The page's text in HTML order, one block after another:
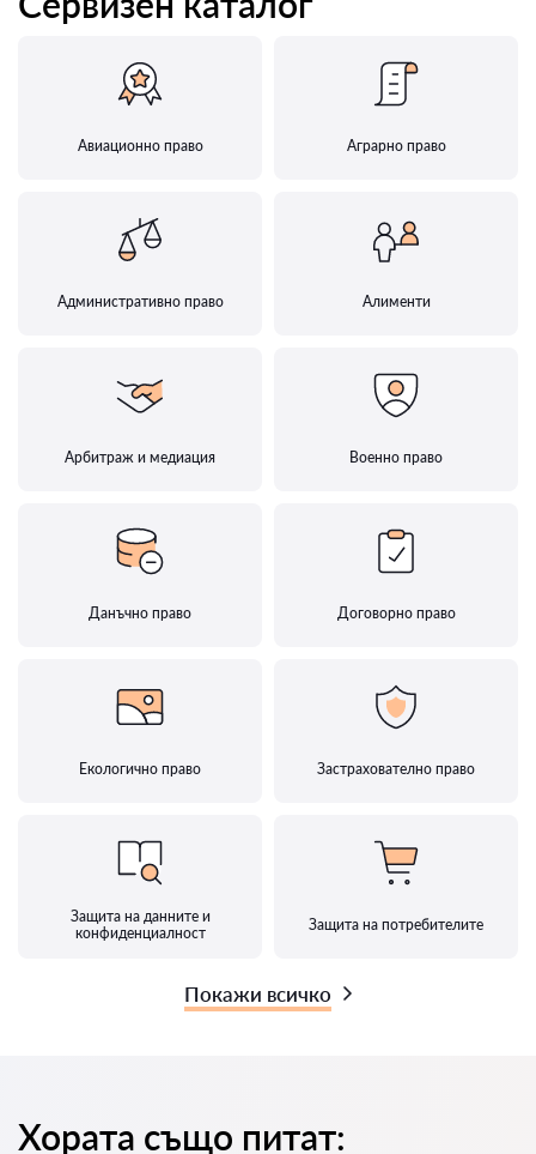
Авиационно право Аграрно право
Административно право Алименти
Арбитраж и медиация Военно право
Данъчно право Договорно право
Екологично право Застрахователно право
Защита на данните и
конфиденциалност
Защита на потребителите
Покажи всичко
Хората също питат: